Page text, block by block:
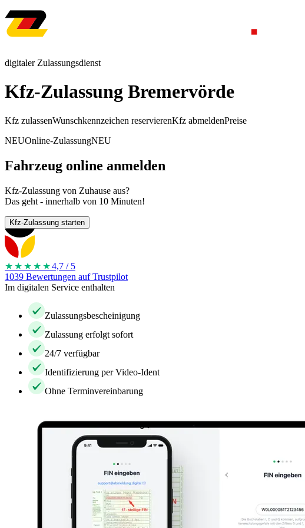
digitaler Zulassungsdienst
Kfz-Zulassung Bremervörde
Kfz zulassenWunschkennzeichen reservierenKfz abmeldenPreise
NEUOnline-ZulassungNEU
Fahrzeug online anmelden
Kfz-Zulassung von Zuhause aus?
Das geht - innerhalb von 10 Minuten!
Kfz-Zulassung starten
★★★★ ★4,7 / 5
1039 Bewertungen auf Trustpilot
Im digitalen Service enthalten
Zulassungsbescheinigung
Zulassung erfolgt sofort
24/7 verfügbar
Identifizierung per Video-Ident
Ohne Terminvereinbarung